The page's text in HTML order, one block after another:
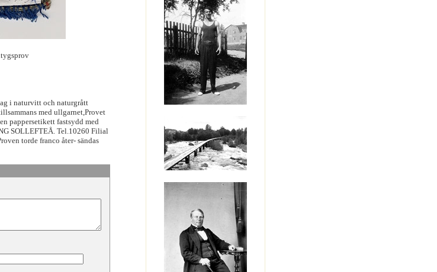
i naturvitt och naturgrått
med ullgarnet,Provet
pappersetikett fastsydd med
SOLLEFTEÅ. Tel.10260 Filial
torde franco åter- sändas